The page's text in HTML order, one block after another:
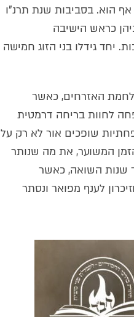
הוא. בסביבות שנת תרנ"ו
כראש הישיבה
יחד גידלו בני הזוג חמישה
האזרחים, כאשר
לחוות בריחה דרמטית
שופכים אור לא רק על
המשוער, את מה שנותר
שנות השואה, כאשר
לענף מפואר ונסתר